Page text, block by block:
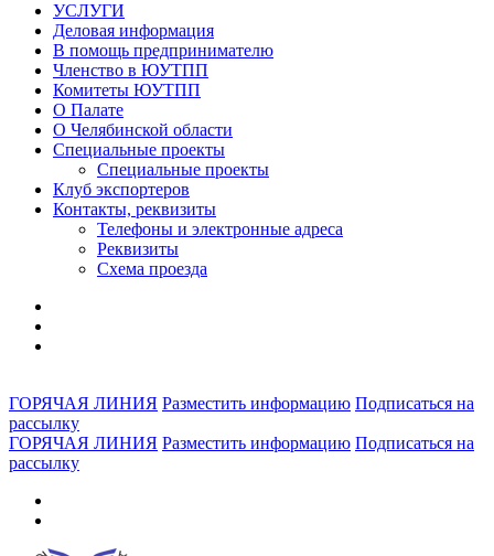
УСЛУГИ
Деловая информация
В помощь предпринимателю
Членство в ЮУТПП
Комитеты ЮУТПП
О Палате
О Челябинской области
Специальные проекты
Специальные проекты
Клуб экспортеров
Контакты, реквизиты
Телефоны и электронные адреса
Реквизиты
Схема проезда
ГОРЯЧАЯ ЛИНИЯ Разместить информацию Подписаться на
рассылку
ГОРЯЧАЯ ЛИНИЯ Разместить информацию Подписаться на
рассылку